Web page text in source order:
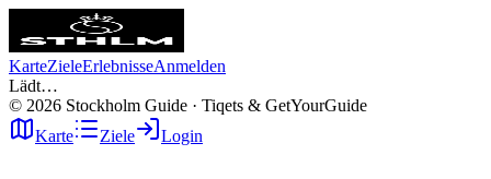
KarteZieleErlebnisseAnmelden
Lädt…
© 2026 Stockholm Guide · Tiqets & GetYourGuide
Karte
Ziele Login